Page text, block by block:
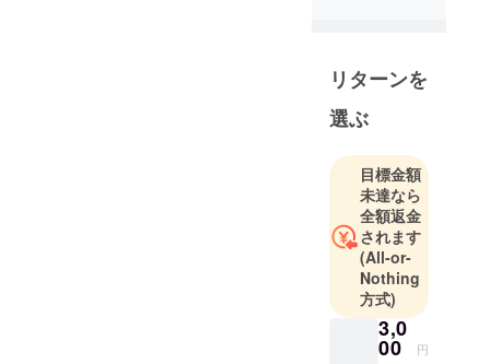
す。
これから色
んな歌に
チャレンジ
して皆さん
に喜んでも
らえるよう
に頑張りま
す！
リターンを
選ぶ
目標金額
未達なら
全額返金
されます
(All-or-
Nothing
方式)
3,0
00 円